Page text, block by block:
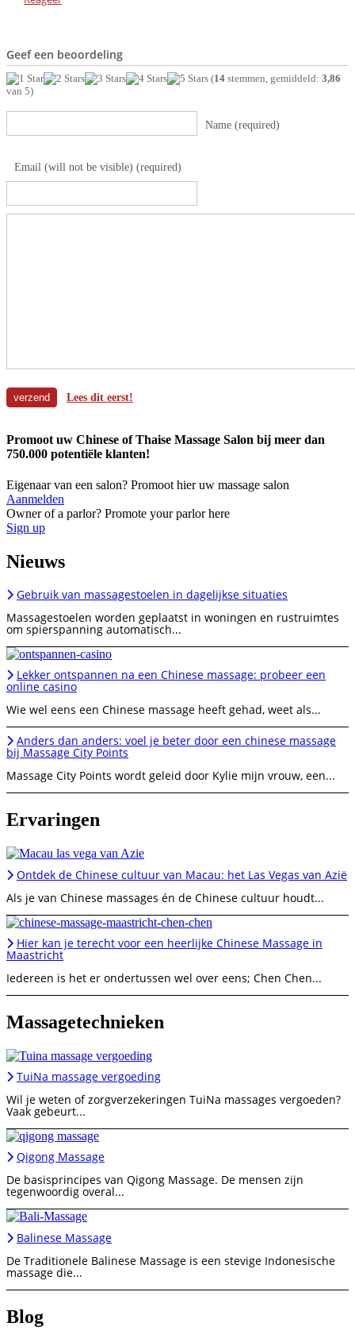
Geef een beoordeling
(14 stemmen, gemiddeld: 3,86
van 5)
Name (required)
Email (will not be visible) (required)
Lees dit eerst!
Promoot uw Chinese of Thaise Massage Salon bij meer dan
750.000 potentiële klanten!
Eigenaar van een salon? Promoot hier uw massage salon
Aanmelden
Owner of a parlor? Promote your parlor here
Sign up
Nieuws
Gebruik van massagestoelen in dagelijkse situaties
Massagestoelen worden geplaatst in woningen en rustruimtes
om spierspanning automatisch...
Lekker ontspannen na een Chinese massage: probeer een
online casino
Wie wel eens een Chinese massage heeft gehad, weet als...
Anders dan anders: voel je beter door een chinese massage
bij Massage City Points
Massage City Points wordt geleid door Kylie mijn vrouw, een...
Ervaringen
Ontdek de Chinese cultuur van Macau: het Las Vegas van Azië
Als je van Chinese massages én de Chinese cultuur houdt...
Hier kan je terecht voor een heerlijke Chinese Massage in
Maastricht
Iedereen is het er ondertussen wel over eens; Chen Chen...
Massagetechnieken
TuiNa massage vergoeding
Wil je weten of zorgverzekeringen TuiNa massages vergoeden?
Vaak gebeurt...
Qigong Massage
De basisprincipes van Qigong Massage. De mensen zijn
tegenwoordig overal...
Balinese Massage
De Traditionele Balinese Massage is een stevige Indonesische
massage die...
Blog